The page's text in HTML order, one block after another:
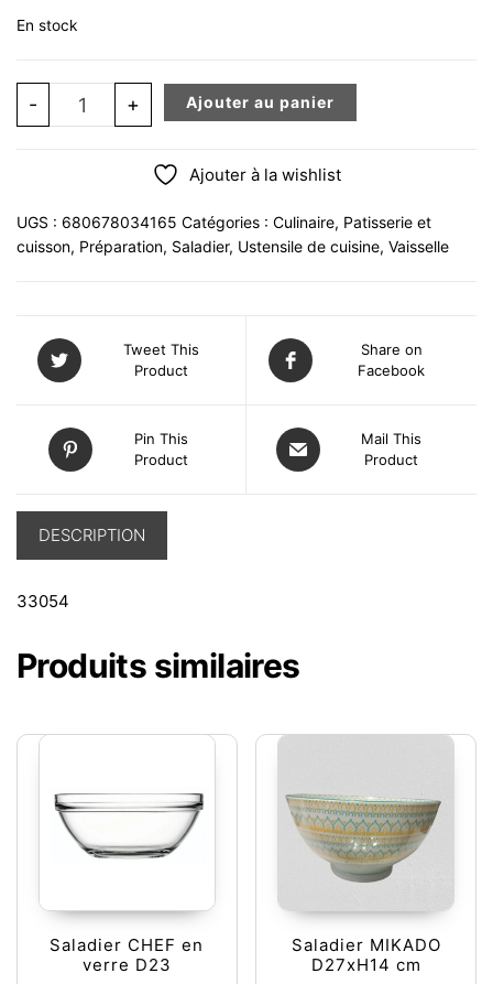
En stock
- quantité de Saladier CHEF en verre D17
+ Ajouter au panier
Ajouter à la wishlist
UGS : 680678034165 Catégories : Culinaire, Patisserie et
cuisson, Préparation, Saladier, Ustensile de cuisine, Vaisselle
Tweet This
Product
Share on
Facebook
Pin This
Product
Mail This
Product
DESCRIPTION
33054
Produits similaires
Saladier CHEF en
verre D23
Saladier MIKADO
D27xH14 cm